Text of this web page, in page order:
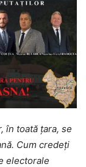
în toată țara, se
Cum credeți
electorale